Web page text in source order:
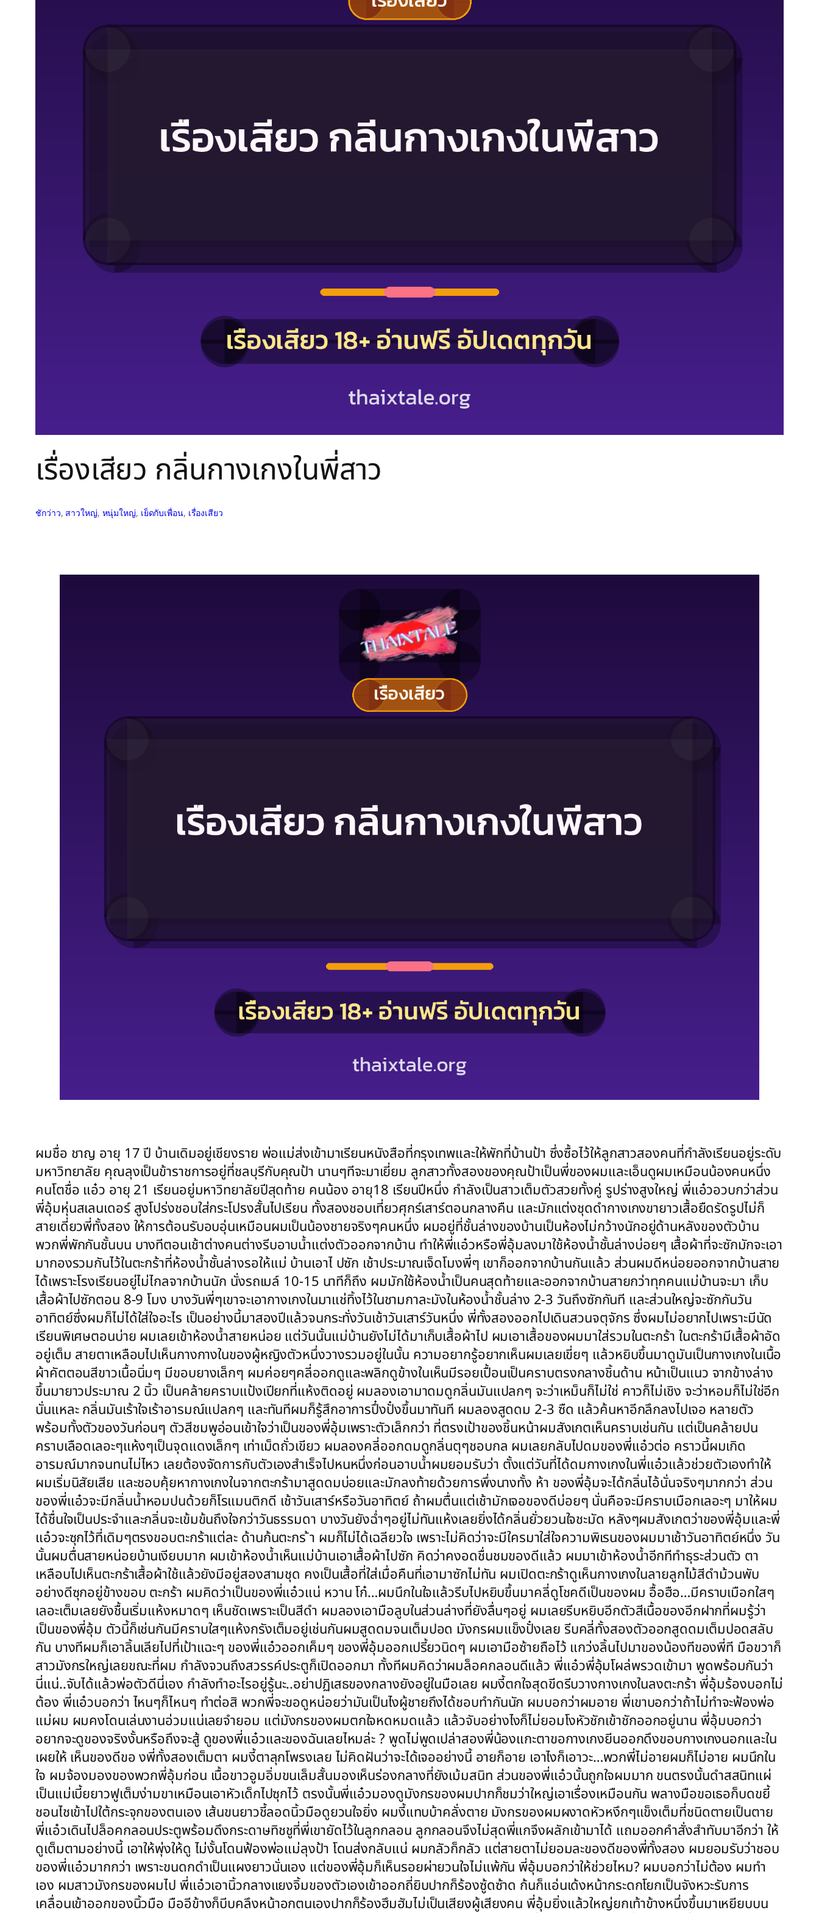
เรื่องเสียว กลิ่นกางเกงในพี่สาว
ชักว่าว, สาวใหญ่, หนุ่มใหญ่, เย็ดกับเพื่อน, เรื่องเสียว
ผมชื่อ ชาญ อายุ 17 ปี บ้านเดิมอยู่เชียงราย พ่อแม่ส่งเข้ามาเรียนหนังสือที่กรุงเทพและให้พักที่บ้านป้า ซึ่งซื้อไว้ให้ลูกสาวสองคนที่กำลังเรียนอยู่ระดับ
มหาวิทยาลัย คุณลุงเป็นข้าราชการอยู่ที่ชลบุรีกับคุณป้า นานๆทีจะมาเยี่ยม ลูกสาวทั้งสองของคุณป้าเป็นพี่ของผมและเอ็นดูผมเหมือนน้องคนหนึ่ง
คนโตชื่อ แอ๋ว อายุ 21 เรียนอยู่มหาวิทยาลัยปีสุดท้าย คนน้อง อายุ18 เรียนปีหนึ่ง กำลังเป็นสาวเต็มตัวสวยทั้งคู่ รูปร่างสูงใหญ่ พี่แอ๋วอวบกว่าส่วน
พี่อุ้มหุ่นสเลนเดอร์ สูงโปร่งชอบใส่กระโปรงสั้นไปเรียน ทั้งสองชอบเที่ยวศุกร์เสาร์ตอนกลางคืน และมักแต่งชุดดำกางเกงขายาวเสื้อยืดรัดรูปไม่ก็
สายเดี่ยวพี่ทั้งสอง ให้การต้อนรับอบอุ่นเหมือนผมเป็นน้องชายจริงๆคนหนึ่ง ผมอยู่ที่ชั้นล่างของบ้านเป็นห้องไม่กว้างนักอยู่ด้านหลังของตัวบ้าน
พวกพี่พักกันชั้นบน บางทีตอนเช้าต่างคนต่างรีบอาบน้ำแต่งตัวออกจากบ้าน ทำให้พี่แอ๋วหรือพี่อุ้มลงมาใช้ห้องน้ำชั้นล่างบ่อยๆ เสื้อผ้าที่จะซักมักจะเอา
มากองรวมกันไว้ในตะกร้าที่ห้องน้ำชั้นล่างรอให้แม่ บ้านเอาไ ปซัก เช้าประมาณเจ็ดโมงพี่ๆ เขาก็ออกจากบ้านกันแล้ว ส่วนผมดีหน่อยออกจากบ้านสาย
ได้เพราะโรงเรียนอยู่ไม่ไกลจากบ้านนัก นั่งรถเมล์ 10-15 นาทีก็ถึง ผมมักใช้ห้องน้ำเป็นคนสุดท้ายและออกจากบ้านสายกว่าทุกคนแม่บ้านจะมา เก็บ
เสื้อผ้าไปซักตอน 8-9 โมง บางวันพี่ๆเขาจะเอากางเกงในมาแช่ทิ้งไว้ในชามกาละมังในห้องน้ำชั้นล่าง 2-3 วันถึงซักกันที และส่วนใหญ่จะซักกันวัน
อาทิตย์ซึ่งผมก็ไม่ได้ใส่ใจอะไร เป็นอย่างนี้มาสองปีแล้วจนกระทั่งวันเช้าวันเสาร์วันหนึ่ง พี่ทั้งสองออกไปเดินสวนจตุจักร ซึ่งผมไม่อยากไปเพราะมีนัด
เรียนพิเศษตอนบ่าย ผมเลยเข้าห้องน้ำสายหน่อย แต่วันนั้นแม่บ้านยังไม่ได้มาเก็บเสื้อผ้าไป ผมเอาเสื้อของผมมาใส่รวมในตะกร้า ในตะกร้ามีเสื้อผ้าอัด
อยู่เต็ม สายตาเหลือบไปเห็นกางกางในของผู้หญิงตัวหนึ่งวางรวมอยู่ในนั้น ความอยากรู้อยากเห็นผมเลยเขี่ยๆ แล้วหยิบขึ้นมาดูมันเป็นกางเกงในเนื้อ
ผ้าคัตตอนสีขาวเนื้อนิ่มๆ มีขอบยางเล็กๆ ผมค่อยๆคลี่ออกดูและพลิกดูข้างในเห็นมีรอยเปื้อนเป็นคราบตรงกลางชิ้นด้าน หน้าเป็นแนว จากข้างล่าง
ขึ้นมายาวประมาณ 2 นิ้ว เป็นคล้ายคราบแป้งเปียกที่แห้งติดอยู่ ผมลองเอามาดมดูกลิ่นมันแปลกๆ จะว่าเหม็นก็ไม่ใช่ คาวก็ไม่เชิง จะว่าหอมก็ไม่ใช่อีก
นั่นแหละ กลิ่นมันเร้าใจเร้าอารมณ์แปลกๆ และทันทีผมก็รู้สึกอาการปึ๋งปั๋งขึ้นมาทันที ผมลองสูดดม 2-3 ซืด แล้วค้นหาอีกลึกลงไปเจอ หลายตัว
พร้อมทั้งตัวของวันก่อนๆ ตัวสีชมพูอ่อนเข้าใจว่าเป็นของพี่อุ้มเพราะตัวเล็กกว่า ที่ตรงเป้าของชิ้นหน้าผมสังเกตเห็นคราบเช่นกัน แต่เป็นคล้ายปน
คราบเลือดเลอะๆแห้งๆเป็นจุดแดงเล็กๆ เท่าเม็ดถั่วเขียว ผมลองคลี่ออกดมดูกลิ่นตุๆชอบกล ผมเลยกลับไปดมของพี่แอ๋วต่อ คราวนี้ผมเกิด
อารมณ์มากจนทนไม่ไหว เลยต้องจัดการกับตัวเองสำเร็จไปหนหนึ่งก่อนอาบน้ำผมยอมรับว่า ตั้งแต่วันที่ได้ดมกางเกงในพี่แอ๋วแล้วช่วยตัวเองทำให้
ผมเริ่มนิสัยเสีย และชอบคุ้ยหากางเกงในจากตะกร้ามาสูดดมบ่อยและมักลงท้ายด้วยการพึ่งนางทั้ง ห้า ของพี่อุ้มจะได้กลิ่นไอ้นั่นจริงๆมากกว่า ส่วน
ของพี่แอ๋วจะมีกลิ่นน้ำหอมปนด้วยก็โรแมนติกดี เช้าวันเสาร์หรือวันอาทิตย์ ถ้าผมตื่นแต่เช้ามักเจอของดีบ่อยๆ นั่นคือจะมีคราบเมือกเลอะๆ มาให้ผม
ได้ชื่นใจเป็นประจำและกลิ่นจะเข้มข้นถึงใจกว่าวันธรรมดา บางวันยังฉ่ำๆอยู่ไม่ทันแห้งเลยยิ่งได้กลิ่นยั่วยวนใจชะมัด หลังๆผมสังเกตว่าของพี่อุ้มและพี่
แอ๋วจะซุกไว้ที่เดิมๆตรงขอบตะกร้าแต่ละ ด้านก้นตะกร ้า ผมก็ไม่ได้เฉลียวใจ เพราะไม่คิดว่าจะมีใครมาใส่ใจความพิเรนของผมมาเช้าวันอาทิตย์หนึ่ง วัน
นั้นผมตื่นสายหน่อยบ้านเงียบมาก ผมเข้าห้องน้ำเห็นแม่บ้านเอาเสื้อผ้าไปซัก คิดว่าคงอดชื่นชมของดีแล้ว ผมมาเข้าห้องน้ำอีกทีทำธุระส่วนตัว ตา
เหลือบไปเห็นตะกร้าเสื้อผ้าใช้แล้วยังมีอยู่สองสามชุด คงเป็นเสื้อที่ใส่เมื่อคืนที่เอามาซักไม่ทัน ผมเปิดตะกร้าดูเห็นกางเกงในลายลูกไม้สีดำม้วนพับ
อย่างดีซุกอยู่ข้างขอบ ตะกร้า ผมคิดว่าเป็นของพี่แอ๋วแน่ หวาน โก๋…ผมนึกในใจแล้วรีบไปหยิบขึ้นมาคลี่ดูโชคดีเป็นของผม อื้อฮือ…มีคราบเมือกใสๆ
เลอะเต็มเลยยังชื้นเริ่มแห้งหมาดๆ เห็นชัดเพราะเป็นสีดำ ผมลองเอามือลูบในส่วนล่างที่ยังลื่นๆอยู่ ผมเลยรีบหยิบอีกตัวสีเนื้อของอีกฝากที่ผมรู้ว่า
เป็นของพี่อุ้ม ตัวนี้ก็เช่นกันมีคราบใสๆแห้งกรังเต็มอยู่เช่นกันผมสูดดมจนเต็มปอด มังกรผมแข็งปั๋งเลย รีบคลี่ทั้งสองตัวออกสูดดมเต็มปอดสลับ
กัน บางทีผมก็เอาลิ้นเลียไปที่เป้าแฉะๆ ของพี่แอ๋วออกเค็มๆ ของพี่อุ้มออกเปรี้ยวนิดๆ ผมเอามือซ้ายถือไว้ แกว่งลิ้นไปมาของน้องทีของพี่ที มือขวาก็
สาวมังกรใหญ่เลยขณะที่ผม กำลังจวนถึงสวรรค์ประตูก็เปิดออกมา ทั้งทีผมคิดว่าผมล็อคกลอนดีแล้ว พี่แอ๋วพี่อุ้มโผล่พรวดเข้ามา พูดพร้อมกันว่า
นี่แน่..จับได้แล้วพ่อตัวดีนี่เอง กำลังทำอะไรอยู่รู้นะ..อย่าปฏิเสธของกลางยังอยู่ในมือเลย ผมงี้ตกใจสุดขีดรีบวางกางเกงในลงตะกร้า พี่อุ้มร้องบอกไม่
ต้อง พี่แอ๋วบอกว่า ไหนๆก็ไหนๆ ทำต่อสิ พวกพี่จะขอดูหน่อยว่ามันเป็นไงผู้ชายถึงได้ชอบทำกันนัก ผมบอกว่าผมอาย พี่เขาบอกว่าถ้าไม่ทำจะฟ้องพ่อ
แม่ผม ผมคงโดนเล่นงานอ่วมแน่เลยจำยอม แต่มังกรของผมตกใจหดหมดแล้ว แล้วจับอย่างไงก็ไม่ยอมโงหัวชักเข้าชักออกอยู่นาน พี่อุ้มบอกว่า
อยากจะดูของจริงงั้นหรือถึงจะสู้ ดูของพี่แอ๋วและของฉันเลยไหมล่ะ ? พูดไม่พูดเปล่าสองพี่น้องแกะตาขอกางเกงยีนออกดึงขอบกางเกงนอกและใน
เผยให้ เห็นของดีขอ งพี่ทั้งสองเต็มตา ผมงี้ตาลุกโพรงเลย ไม่คิดฝันว่าจะได้เจออย่างนี้ อายก็อาย เอาไงก็เอาวะ…พวกพี่ไม่อายผมก็ไม่อาย ผมนึกใน
ใจ ผมจ้องมองของพวกพี่อุ้มก่อน เนื้อขาวอูมอิ่มขนเล็มสั้นมองเห็นร่องกลางที่ยังเม้มสนิท ส่วนของพี่แอ๋วนั้นถูกใจผมมาก ขนตรงนั้นดำสสนิทแผ่
เป็นแม่เบี้ยยาวฟูเต็มง่ามขาเหมือนเอาหัวเด็กไปซุกไว้ ตรงนั้นพี่แอ๋วมองดูมังกรของผมปากก็ชมว่าใหญ่เอาเรื่องเหมือนกัน พลางมือขอเธอก็บดขยี้
ชอนไชเข้าไปใต้กระจุกของตนเอง เส้นขนยาวชี้ลอดนิ้วมือดูยวนใจยิ่ง ผมงี้แทบบ้าคลั่งตาย มังกรของผมผงาดหัวหงึกๆแข็งเต็มที่ชนิดตายเป็นตาย
พี่แอ๋วเดินไปล็อคกลอนประตูพร้อมดึงกระดาษทิชชูที่พี่เขายัดไว้ในลูกกลอน ลูกกลอนจึงไม่สุดพี่แกจึงผลักเข้ามาได้ แถมออกคำสั่งสำทับมาอีกว่า ให้
ดูเต็มตามอย่างนี้ เอาให้พุ่งให้ดู ไม่งั้นโดนฟ้องพ่อแม่ลุงป้า โดนส่งกลับแน่ ผมกลัวก็กลัว แต่สายตาไม่ยอมละของดีของพี่ทั้งสอง ผมยอมรับว่าชอบ
ของพี่แอ๋วมากกว่า เพราะขนดกดำเป็นแผงยาวนั่นเอง แต่ของพี่อุ้มก็เห็นรอยผ่ายวนใจไม่แพ้กัน พี่อุ้มบอกว่าให้ช่วยไหม? ผมบอกว่าไม่ต้อง ผมทำ
เอง ผมสาวมังกรของผมไป พี่แอ๋วเอานิ้วกลางแยงจิ้มของตัวเองเข้าออกถี่ยิบปากก็ร้องซู้ดซ้าด ก้นก็แอ่นเด้งหน้ากระดกโยกเป็นจังหวะรับการ
เคลื่อนเข้าออกของนิ้วมือ มืออีข้างก็บีบคลึงหน้าอกตนเองปากก็ร้องฮึมฮัมไม่เป็นเสียงผู้เสียงคน พี่อุ้มยิ่งแล้วใหญ่ยกเท้าข้างหนึ่งขึ้นมาเหยียบบน